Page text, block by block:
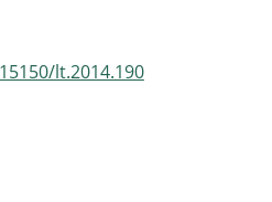
lt.2014.190